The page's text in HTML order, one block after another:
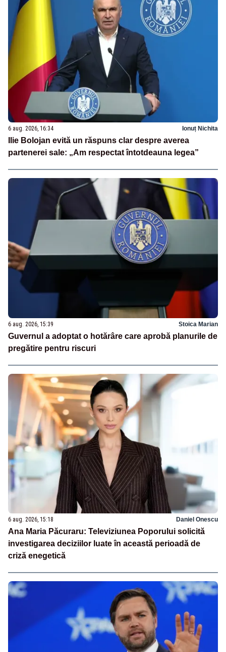
6 aug. 2026, 16:34 Ionuț Nichita
Ilie Bolojan evită un răspuns clar despre averea
partenerei sale: „Am respectat întotdeauna legea”
6 aug. 2026, 15:39 Stoica Marian
Guvernul a adoptat o hotărâre care aprobă planurile de
pregătire pentru riscuri
6 aug. 2026, 15:18 Daniel Onescu
Ana Maria Păcuraru: Televiziunea Poporului solicită
investigarea deciziilor luate în această perioadă de
criză enegetică